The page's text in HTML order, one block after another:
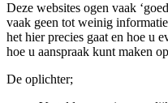
Deze websites ogen vaak
vaak geen tot weinig
het hier precies gaat en hoe u
hoe u aanspraak kunt maken
De oplichter;